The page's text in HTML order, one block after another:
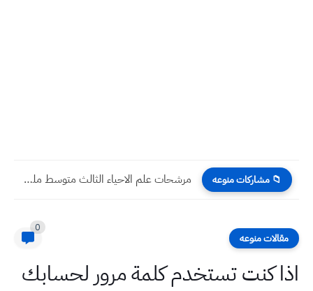
📁 مشاركات منوعه مرشحات علم الاحياء الثالث متوسط ملف pdf
مقالات منوعه
0
اذا كنت تستخدم كلمة مرور لحسابك